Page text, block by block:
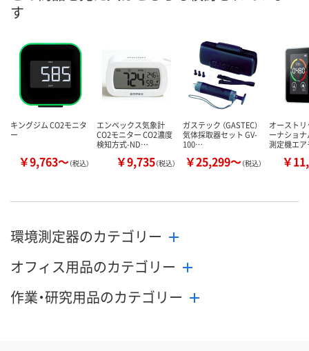
カゴへ
す
キングジム CO2モニタ
ー
￥9,763～（税込）
エンペックス気象計
CO2モニター CO2濃度
検知方式-ND…
￥9,735（税込）
ガステック （GASTEC）
気体採取器セット GV-
100…
￥25,299～（税込）
オースト
ーナショナ
測定機エ
￥
環境測定器のカテゴリー
オフィス用品のカテゴリー
作業・研究用品のカテゴリー